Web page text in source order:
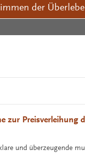
der
zur Preisverleihung
und überzeugende